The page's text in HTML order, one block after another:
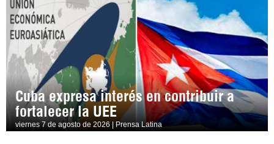
Cuba expresa interés en contribuir a
fortalecer la UEE
viernes 7 de agosto de 2026 | Prensa Latina